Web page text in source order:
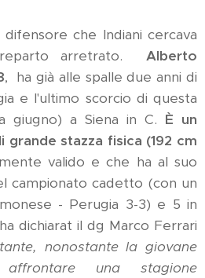
difensore che Indiani cercava
arretrato.
Alberto
, ha già alle spalle due anni di
e l'ultimo scorcio di questa
giugno) a Siena in C. È un
stazza fisica (192 cm
valido e che ha al suo
campionato cadetto (con un
- Perugia 3-3) e 5 in
dichiarat il dg Marco Ferrari
nonostante la giovane
una stagione